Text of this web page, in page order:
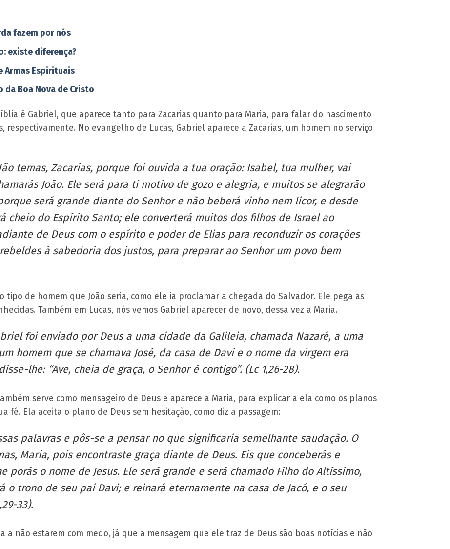
fazem por nós
existe diferença?
Armas Espirituais
da Boa Nova de Cristo
é Gabriel, que aparece tanto para Zacarias quanto para Maria, para falar do nascimento
respectivamente. No evangelho de Lucas, Gabriel aparece a Zacarias, um homem no serviço
temas, Zacarias, porque foi ouvida a tua oração: Isabel, tua mulher, vai
João. Ele será para ti motivo de gozo e alegria, e muitos se alegrarão
será grande diante do Senhor e não beberá vinho nem licor, e desde
cheio do Espírito Santo; ele converterá muitos dos filhos de Israel ao
de Deus com o espírito e poder de Elias para reconduzir os corações
à sabedoria dos justos, para preparar ao Senhor um povo bem
tipo de homem que João seria, como ele ia proclamar a chegada do Salvador. Ele pega as
Também em Lucas, nós vemos Gabriel aparecer de novo, dessa vez a Maria.
foi enviado por Deus a uma cidade da Galileia, chamada Nazaré, a uma
homem que se chamava José, da casa de Davi e o nome da virgem era
lhe: “Ave, cheia de graça, o Senhor é contigo”. (Lc 1,26-28).
serve como mensageiro de Deus e aparece a Maria, para explicar a ela como os planos
fé. Ela aceita o plano de Deus sem hesitação, como diz a passagem:
palavras e pôs-se a pensar no que significaria semelhante saudação. O
Maria, pois encontraste graça diante de Deus. Eis que conceberás e
porás o nome de Jesus. Ele será grande e será chamado Filho do Altíssimo,
o trono de seu pai Davi; e reinará eternamente na casa de Jacó, e o seu
33).
a não estarem com medo, já que a mensagem que ele traz de Deus são boas notícias e não